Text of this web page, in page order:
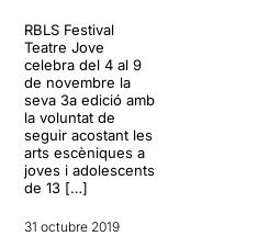
RBLS Festival
Teatre Jove
celebra del 4 al 9
de novembre la
seva 3a edició amb
la voluntat de
seguir acostant les
arts escèniques a
joves i adolescents
de 13 […]
31 octubre 2019